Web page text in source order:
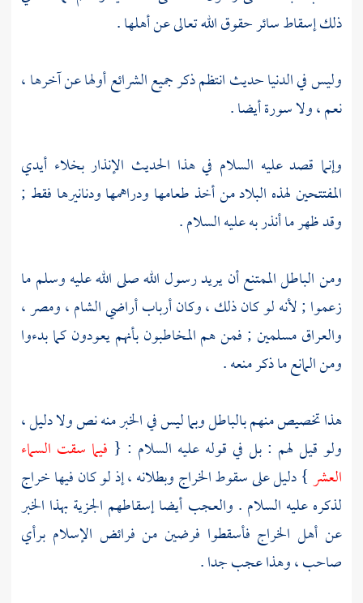
ذلك إسقاط سائر حقوق الله تعالى عن أهلها .
وليس في الدنيا حديث انتظم ذكر جميع الشرائع أولها عن آخرها ،
نعم ، ولا سورة أيضا .
وإنما قصد عليه السلام في هذا الحديث الإنذار بخلاء أيدي
المفتتحين لهذه البلاد من أخذ طعامها ودراهمها ودنانيرها فقط ;
وقد ظهر ما أنذر به عليه السلام .
ومن الباطل الممتنع أن يريد رسول الله صلى الله عليه وسلم ما
زعموا ; لأنه لو كان ذلك ، وكان أرباب أراضيالشام،ومصر،
والعراقمسلمين ; فمن هم المخاطبون بأنهم يعودون كما بدءوا
ومن المانع ما ذكر منعه .
هذا تخصيص منهم بالباطل وبما ليس في الخبر منه نص ولا دليل ،
ولو قيل لهم : بل في قوله عليه السلام : { فيما سقت السماء
العشر} دليل على سقوط الخراج وبطلانه ، إذ لو كان فيها خراج
لذكره عليه السلام . والعجب أيضا إسقاطهم الجزية بهذا الخبر
عن أهل الخراج فأسقطوا فرضين من فرائض الإسلام برأي
صاحب ، وهذا عجب جدا .